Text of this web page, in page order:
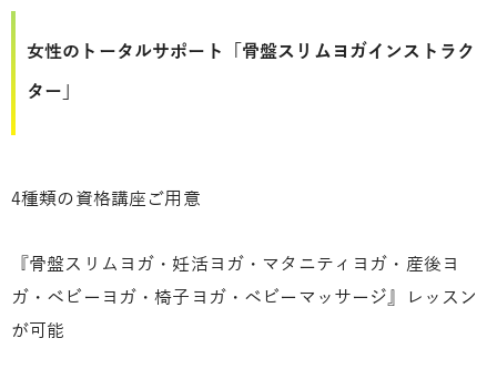
女性のトータルサポート「骨盤スリムヨガインストラク
ター」
4種類の資格講座ご用意
『骨盤スリムヨガ・妊活ヨガ・マタニティヨガ・産後ヨ
ガ・ベビーヨガ・椅子ヨガ・ベビーマッサージ』レッスン
が可能